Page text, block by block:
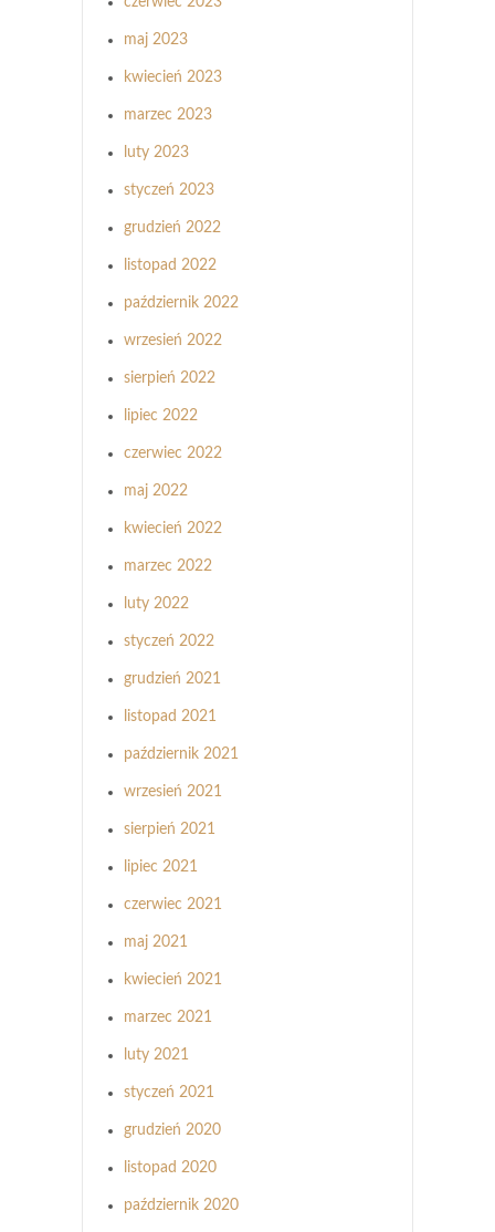
maj 2023
kwiecień 2023
marzec 2023
luty 2023
styczeń 2023
grudzień 2022
listopad 2022
październik 2022
wrzesień 2022
sierpień 2022
lipiec 2022
czerwiec 2022
maj 2022
kwiecień 2022
marzec 2022
luty 2022
styczeń 2022
grudzień 2021
listopad 2021
październik 2021
wrzesień 2021
sierpień 2021
lipiec 2021
czerwiec 2021
maj 2021
kwiecień 2021
marzec 2021
luty 2021
styczeń 2021
grudzień 2020
listopad 2020
październik 2020